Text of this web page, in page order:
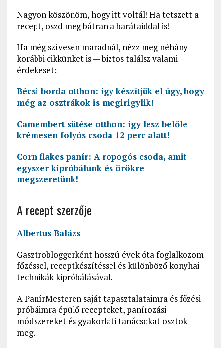
Nagyon köszönöm, hogy itt voltál! Ha tetszett a
recept, oszd meg bátran a barátaiddal is!
Ha még szívesen maradnál, nézz meg néhány
korábbi cikkünket is — biztos találsz valami
érdekeset:
Bécsi borda otthon: így készítjük el úgy, hogy
még az osztrákok is megirigylik!
Camembert sütése otthon: így lesz belőle
krémesen folyós csoda 12 perc alatt!
Corn flakes panír: A ropogós csoda, amit
egyszer kipróbálunk és örökre
megszeretünk!
A recept szerzője
Albertus Balázs
Gasztrobloggerként hosszú évek óta foglalkozom
főzéssel, receptkészítéssel és különböző konyhai
technikák kipróbálásával.
A PanírMesteren saját tapasztalataimra és főzési
próbáimra épülő recepteket, panírozási
módszereket és gyakorlati tanácsokat osztok
meg.